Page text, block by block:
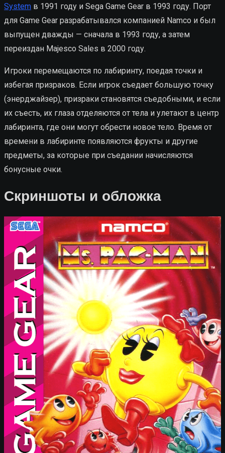
System в 1991 году и Sega Game Gear в 1993 году. Порт
для Game Gear разрабатывался компанией Namco и был
выпущен дважды — сначала в 1993 году, а затем
переиздан Majesco Sales в 2000 году.
Игроки перемещаются по лабиринту, поедая точки и
избегая призраков. Если игрок съедает большую точку
(энерджайзер), призраки становятся съедобными, и если
их съесть, их глаза отделяются от тела и улетают в центр
лабиринта, где они могут обрести новое тело. Время от
времени в лабиринте появляются фрукты и другие
предметы, за которые при съедании начисляются
бонусные очки.
Скриншоты и обложка